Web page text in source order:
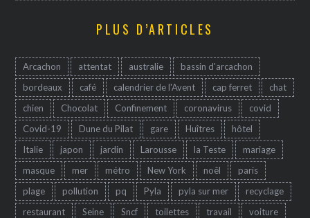
PLUS D’ARTICLES
Arcachon attentat australie
bassin d'arcachon
bordeaux
café calendrier de l'Avent cap ferret
chat
chien
Chocolat Confinement coronavirus
covid
Covid-19
Dune du Pilat gare Huîtres
hôtel
Italie
japon jardin Larousse la Teste
mariage
masque
mer métro New York noêl
paris
plage
pollution pq Pyla pyla sur mer
recyclage
restaurant
Seine Sncf toilettes travail
voiture